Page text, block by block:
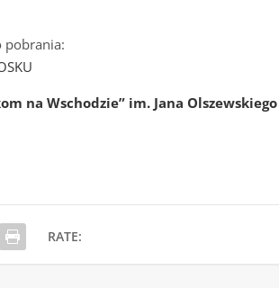
pobrania:
na Wschodzie” im. Jana Olszewskiego
RATE: